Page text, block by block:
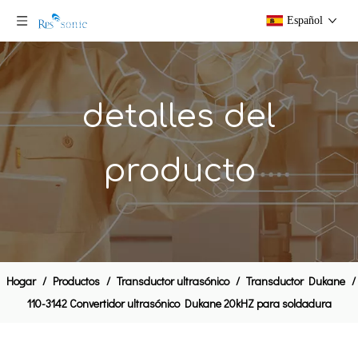
Español
detalles del
producto
Hogar / Productos / Transductor ultrasónico / Transductor Dukane /
110-3142 Convertidor ultrasónico Dukane 20kHZ para soldadura
Branson 803 Convertidor Para uso con 187P fuente de alimentación y 8700 Sistema de Soldadura Convertidor de soldadura ultrasónica Dukane 110-3168 para soldadora ultrasónica Dukane serie IQ